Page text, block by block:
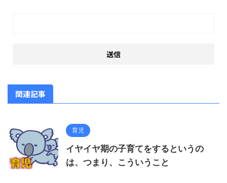
関連記事
育児
イヤイヤ期の子育てをするというの
は、つまり、こういうこと